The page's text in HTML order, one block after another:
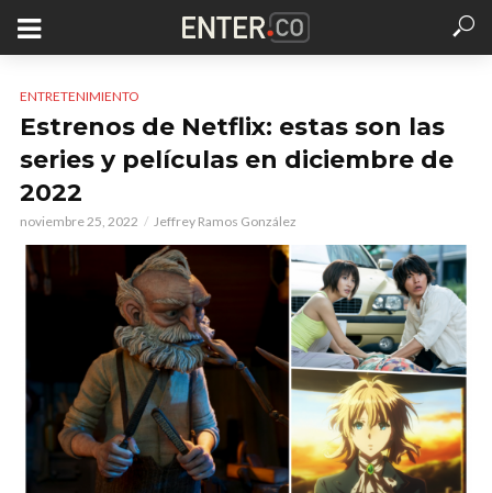
ENTRETENIMIENTO
Estrenos de Netflix: estas son las
series y películas en diciembre de
2022
noviembre 25, 2022 Jeffrey Ramos González